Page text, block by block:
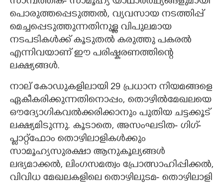
പൊരുത്തപ്പെടുത്തൽ, വ്യവസായ നടത്തിപ്പ്
മെച്ചപ്പെടുത്തുന്നതിനുള്ള വിപുലമായ
നടപടികൾക്ക് കൂടുതൽ കരുത്തു പകരൽ
എന്നിവയാണ് ഈ പരിഷ്കരണത്തിന്റെ
ലക്ഷ്യങ്ങൾ.
നാല് കോഡുകളിലായി 29 പ്രധാന നിയമങ്ങളെ
ഏകീകരിക്കുന്നതിനൊപ്പം, തൊഴിൽമേഖലയെ
ഔദ്യോഗികവൽക്കരിക്കാനും പുതിയ ചട്ടക്കൂട്
ലക്ഷ്യമിടുന്നു. കൂടാതെ, അസംഘടിത- ഗിഗ്-
പ്ലാറ്റ്‌ഫോം തൊഴിലാളികൾക്കും
സാമൂഹ്യസുരക്ഷാ ആനുകൂല്യങ്ങൾ
ലഭ്യമാക്കൽ, ലിംഗസമത്വം പ്രോത്സാഹിപ്പിക്കൽ,
വിവിധ മേഖലകളിലെ തൊഴിലുടമ- തൊഴിലാളി